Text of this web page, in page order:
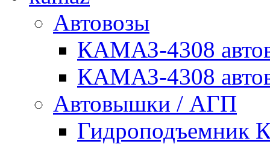
Автовозы
КАМАЗ-4308
КАМАЗ-4308
Автовышки / АГП
Гидроподъемник